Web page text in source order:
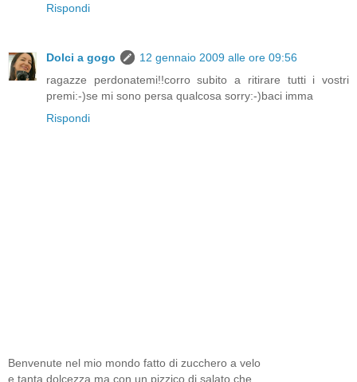
Rispondi
Dolci a gogo
12 gennaio 2009 alle ore 09:56
ragazze perdonatemi!!corro subito a ritirare tutti i vostri
premi:-)se mi sono persa qualcosa sorry:-)baci imma
Rispondi
Benvenute nel mio mondo fatto di zucchero a velo
e tanta dolcezza ma con un pizzico di salato che